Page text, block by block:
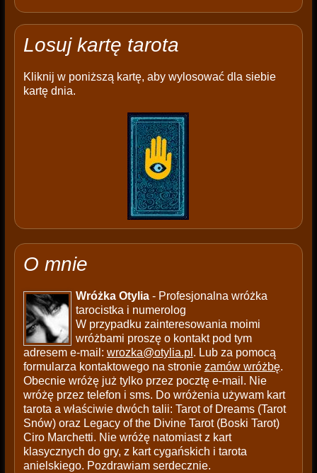
Losuj kartę tarota
Kliknij w poniższą kartę, aby wylosować dla siebie
kartę dnia.
O mnie
Wróżka Otylia- Profesjonalna wróżka
tarocistka i numerolog
W przypadku zainteresowania moimi
wróżbami proszę o kontakt pod tym
adresem e-mail: wrozka@otylia.pl . Lub za pomocą
formularza kontaktowego na stronie zamów wróżbę.
Obecnie wróżę już tylko przez pocztę e-mail. Nie
wróżę przez telefon i sms. Do wróżenia używam kart
tarota a właściwie dwóch talii: Tarot of Dreams (Tarot
Snów) oraz Legacy of the Divine Tarot (Boski Tarot)
Ciro Marchetti. Nie wróżę natomiast z kart
klasycznych do gry, z kart cygańskich i tarota
anielskiego. Pozdrawiam serdecznie.